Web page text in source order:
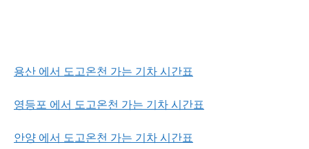
용산 에서 도고온천 가는 기차 시간표
영등포 에서 도고온천 가는 기차 시간표
안양 에서 도고온천 가는 기차 시간표